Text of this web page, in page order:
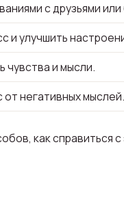
с друзьями или
и улучшить
чувства и мысли.
от негативных мыслей.
как справиться с